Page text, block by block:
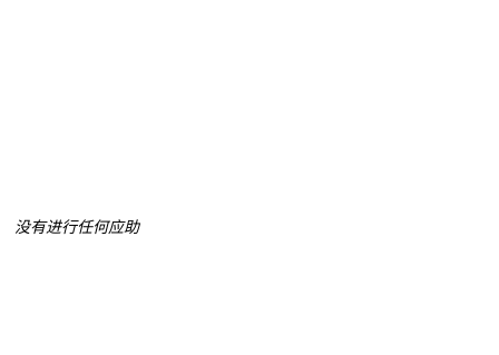
没有进行任何应助